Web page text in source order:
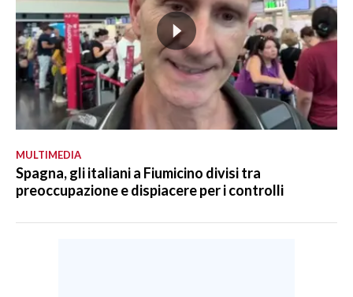
MULTIMEDIA
Spagna, gli italiani a Fiumicino divisi tra
preoccupazione e dispiacere per i controlli